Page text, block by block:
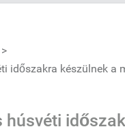
>
időszakra készülnek a
húsvéti